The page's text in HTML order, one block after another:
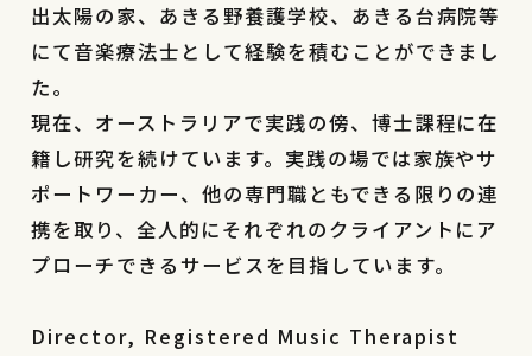
出太陽の家、あきる野養護学校、あきる台病院等
にて音楽療法士として経験を積むことができまし
た。
現在、オーストラリアで実践の傍、博士課程に在
籍し研究を続けています。実践の場では家族やサ
ポートワーカー、他の専門職ともできる限りの連
携を取り、全人的にそれぞれのクライアントにア
プローチできるサービスを目指しています。
Director, Registered Music Therapist